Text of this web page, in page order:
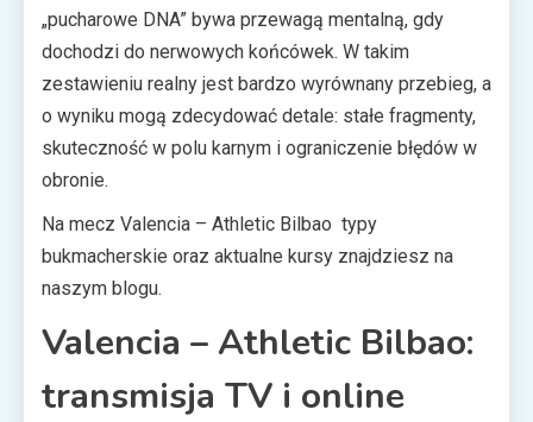
„pucharowe DNA” bywa przewagą mentalną, gdy
dochodzi do nerwowych końcówek. W takim
zestawieniu realny jest bardzo wyrównany przebieg, a
o wyniku mogą zdecydować detale: stałe fragmenty,
skuteczność w polu karnym i ograniczenie błędów w
obronie.
Na mecz Valencia – Athletic Bilbao typy
bukmacherskie oraz aktualne kursy znajdziesz na
naszym blogu.
Valencia – Athletic Bilbao:
transmisja TV i online